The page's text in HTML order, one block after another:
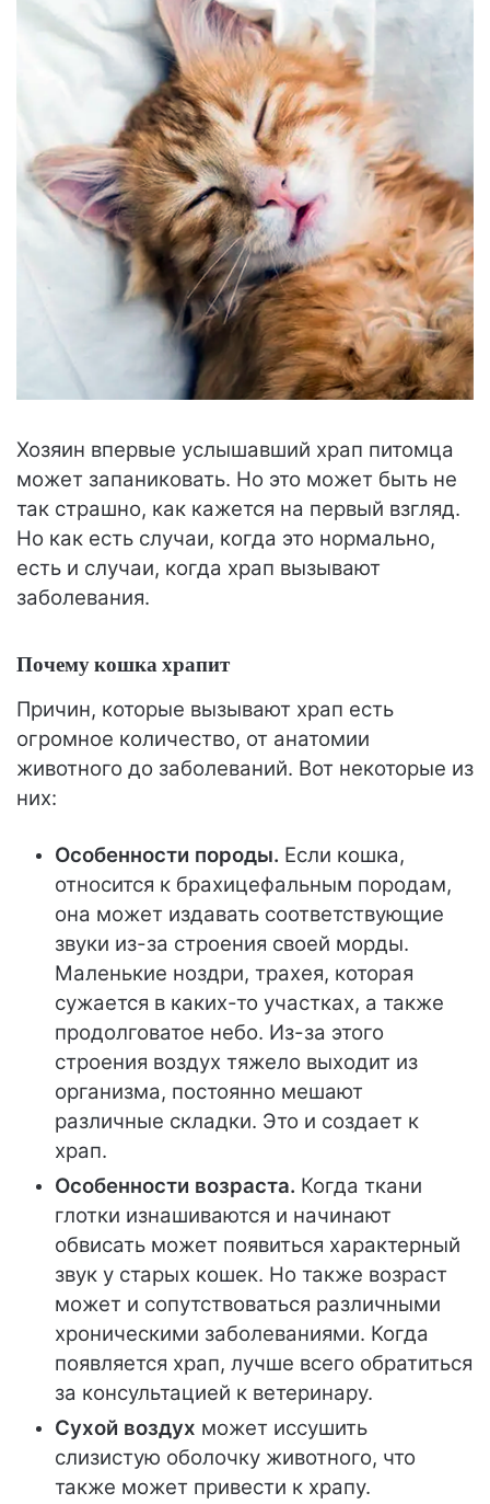
Хозяин впервые услышавший храп питомца
может запаниковать. Но это может быть не
так страшно, как кажется на первый взгляд.
Но как есть случаи, когда это нормально,
есть и случаи, когда храп вызывают
заболевания.
Почему кошка храпит
Причин, которые вызывают храп есть
огромное количество, от анатомии
животного до заболеваний. Вот некоторые из
них:
Особенности породы. Если кошка,
относится к брахицефальным породам,
она может издавать соответствующие
звуки из-за строения своей морды.
Маленькие ноздри, трахея, которая
сужается в каких-то участках, а также
продолговатое небо. Из-за этого
строения воздух тяжело выходит из
организма, постоянно мешают
различные складки. Это и создает к
храп.
Особенности возраста. Когда ткани
глотки изнашиваются и начинают
обвисать может появиться характерный
звук у старых кошек. Но также возраст
может и сопутствоваться различными
хроническими заболеваниями. Когда
появляется храп, лучше всего обратиться
за консультацией к ветеринару.
Сухой воздух может иссушить
слизистую оболочку животного, что
также может привести к храпу.